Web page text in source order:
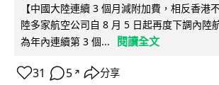
【中國大陸連續 3 個月減附加費，相反香港
陸多家航空公司自 8 月 5 日起再度下調內陸
為年內連續第 3 個...
閱讀全文
31 5 ↗ 分享